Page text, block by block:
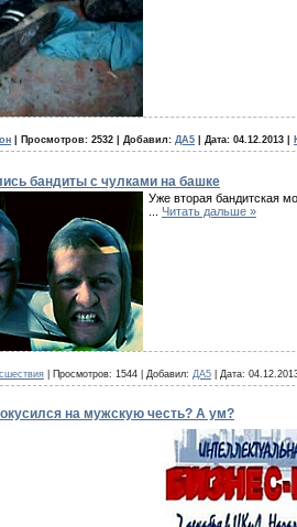
Просмотров: 2532 Добавил: ДА5 Дата: 04.12.2013
бандиты с чулками на башке
Уже вторая бандитская
Читать дальше »
Просмотров: 1544 Добавил: ДА5 Дата:
на мужскую честь? А ум?